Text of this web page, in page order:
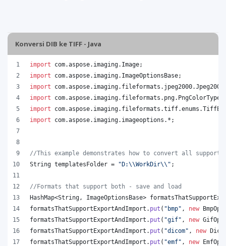
Konversi DIB ke TIFF - Java
import com.aspose. imaging. Image;
import
com.aspose. imaging. ImageOptionsBase;
import
com.aspose. imaging. fileformats . jpeg2000.
import
com.aspose. imaging. fileformats . png. PngColorType
import
com.aspose. imaging. fileformats .tiff.enums .
import
com.aspose. imaging. imageoptions .*;
//This example demonstrates how to convert all
String templatesFolder = "D:\\WorkDir\\ " ;
//Formats that support both - save and load
HashMap<String , ImageOptionsBase>
formatsThatSupportExportAndImport . put ( "bmp" , new
formatsThatSupportExportAndImport . put ( "gif" , new
formatsThatSupportExportAndImport . put ( "dicom" , new
formatsThatSupportExportAndImport . put ( "emf" , new